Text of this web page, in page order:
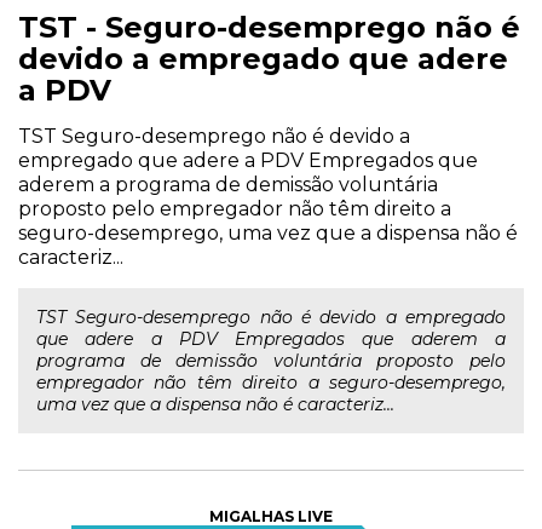
TST - Seguro-desemprego não é
devido a empregado que adere
a PDV
TST Seguro-desemprego não é devido a
empregado que adere a PDV Empregados que
aderem a programa de demissão voluntária
proposto pelo empregador não têm direito a
seguro-desemprego, uma vez que a dispensa não é
caracteriz...
TST Seguro-desemprego não é devido a empregado
que adere a PDV Empregados que aderem a
programa de demissão voluntária proposto pelo
empregador não têm direito a seguro-desemprego,
uma vez que a dispensa não é caracteriz...
MIGALHAS LIVE